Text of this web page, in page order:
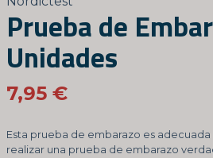
Prueba de
Unidades
7,95 €
Esta prueba de embarazo es
realizar una prueba de embarazo